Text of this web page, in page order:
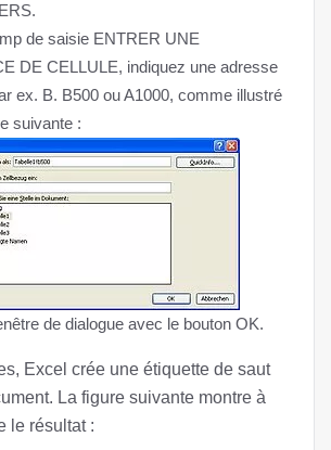
de saisie ENTRER UNE
DE CELLULE, indiquez une adresse
ex. B. B500 ou A1000, comme illustré
suivante :
de dialogue avec le bouton OK.
Excel crée une étiquette de saut
La figure suivante montre à
le résultat :